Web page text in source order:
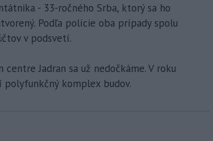
- 33-ročného Srba, ktorý sa ho
Podľa polície oba prípady spolu
v podsvetí.
Jadran sa už nedočkáme. V roku
polyfunkčný komplex budov.